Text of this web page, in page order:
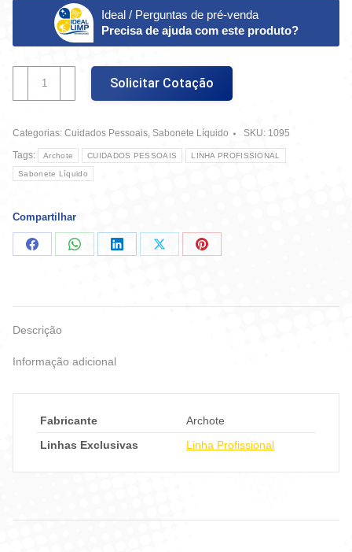
Ideal / Perguntas de pré-venda
Precisa de ajuda com este produto?
Cleene
Sabonete
Talco
5
Litros
quantidade
Solicitar Cotação
Categorias: Cuidados Pessoais, Sabonete Líquido SKU: 1095
Tags:
Archote CUIDADOS PESSOAIS LINHA PROFISSIONAL
Sabonete Líquido
Compartilhar
CompartilharCompartilharCompartilharCompartilharCompartilhar
Descrição
Informação adicional
Fabricante
Archote
Linhas Exclusivas
Linha Profissional